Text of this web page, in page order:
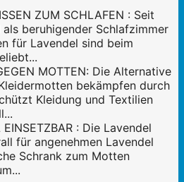
ZUM SCHLAFEN : Seit
beruhigender Schlafzimmer
für Lavendel sind beim
MOTTEN: Die Alternative
bekämpfen durch
Kleidung und Textilien
EINSETZBAR : Die Lavendel
für angenehmen Lavendel
Schrank zum Motten